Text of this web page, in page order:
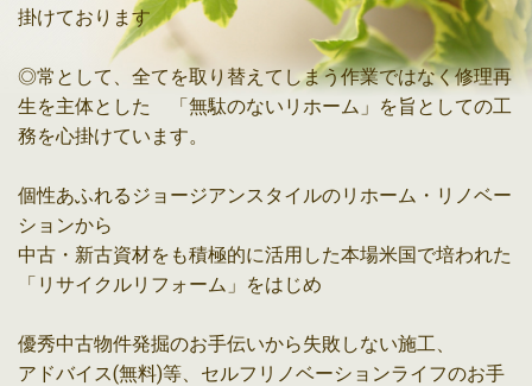
掛けております
◎常として、全てを取り替えてしまう作業ではなく修理再
生を主体とした 「無駄のないリホーム」を旨としての工
務を心掛けています。
個性あふれるジョージアンスタイルのリホーム・リノベー
ションから
中古・新古資材をも積極的に活用した本場米国で培われた
「リサイクルリフォーム」をはじめ
優秀中古物件発掘のお手伝いから失敗しない施工、
アドバイス(無料)等、セルフリノベーションライフのお手